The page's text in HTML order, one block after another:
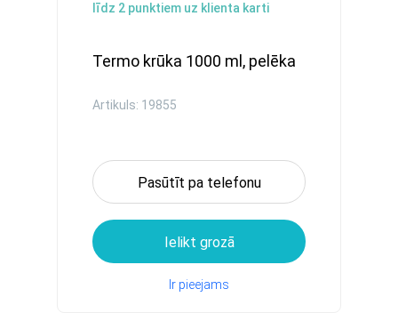
līdz 2 punktiem uz klienta karti
Termo krūka 1000 ml, pelēka
Artikuls: 19855
Pasūtīt pa telefonu
Ielikt grozā
Ir pieejams